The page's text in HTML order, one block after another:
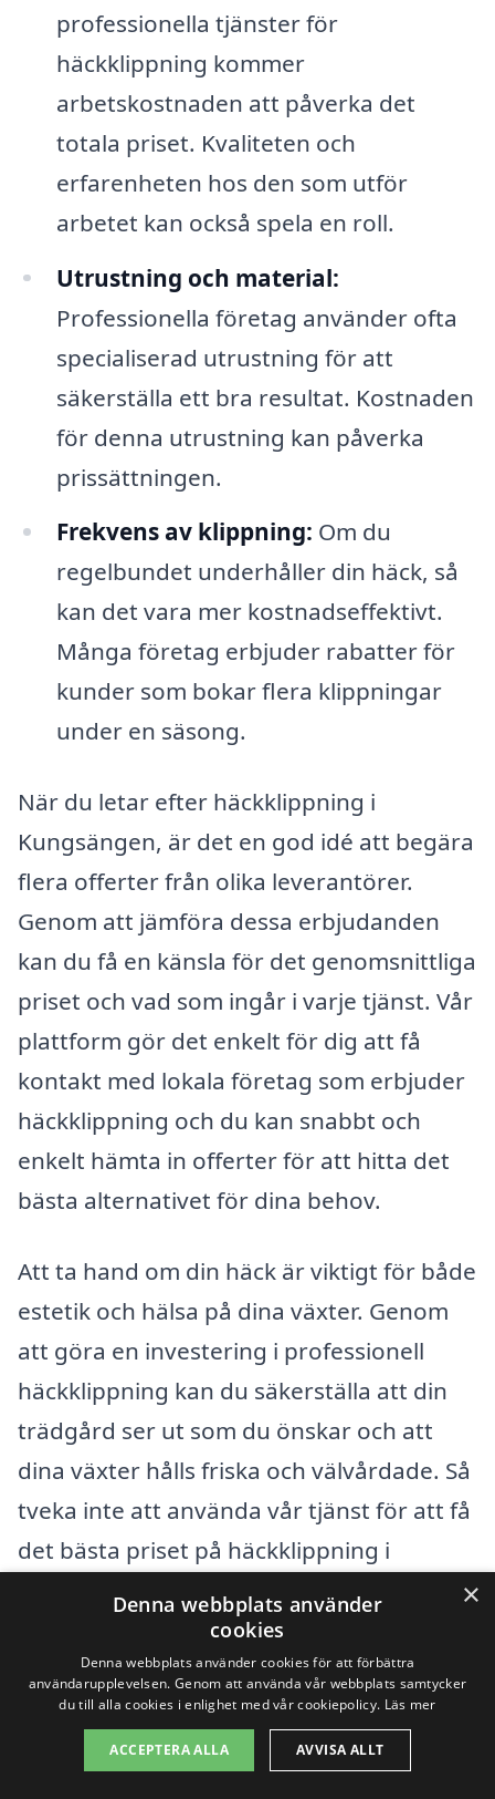
professionella tjänster för
häckklippning kommer
arbetskostnaden att påverka det
totala priset. Kvaliteten och
erfarenheten hos den som utför
arbetet kan också spela en roll.
Utrustning och material:
Professionella företag använder ofta
specialiserad utrustning för att
säkerställa ett bra resultat. Kostnaden
för denna utrustning kan påverka
prissättningen.
Frekvens av klippning: Om du
regelbundet underhåller din häck, så
kan det vara mer kostnadseffektivt.
Många företag erbjuder rabatter för
kunder som bokar flera klippningar
under en säsong.
När du letar efter häckklippning i
Kungsängen, är det en god idé att begära
flera offerter från olika leverantörer.
Genom att jämföra dessa erbjudanden
kan du få en känsla för det genomsnittliga
priset och vad som ingår i varje tjänst. Vår
plattform gör det enkelt för dig att få
kontakt med lokala företag som erbjuder
häckklippning och du kan snabbt och
enkelt hämta in offerter för att hitta det
bästa alternativet för dina behov.
Att ta hand om din häck är viktigt för både
estetik och hälsa på dina växter. Genom
att göra en investering i professionell
häckklippning kan du säkerställa att din
trädgård ser ut som du önskar och att
dina växter hålls friska och välvårdade. Så
tveka inte att använda vår tjänst för att få
det bästa priset på häckklippning i
Kungsängen idag!
Få 3 erbjudanden, gratis och utan
förpliktelser
×
Denna webbplats använder
cookies
Denna webbplats använder cookies för att förbättra
användarupplevelsen. Genom att använda vår webbplats samtycker
du till alla cookies i enlighet med vår cookiepolicy. Läs mer
ACCEPTERA ALLA AVVISA ALLT